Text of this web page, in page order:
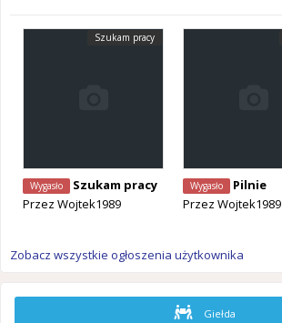
Szukam pracy
Wygasło
Szukam pracy
Przez Wojtek1989
Wygasło
Pilnie
Przez Wojtek1989
Zobacz wszystkie ogłoszenia użytkownika
Giełda